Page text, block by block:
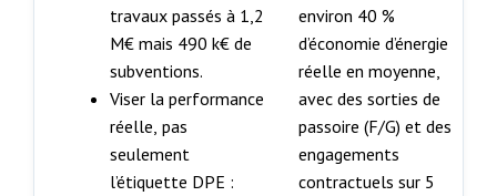
travaux passés à 1,2
M€ mais 490 k€ de
subventions.
Viser la performance
réelle, pas
seulement
l’étiquette DPE :
environ 40 %
d’économie d’énergie
réelle en moyenne,
avec des sorties de
passoire (F/G) et des
engagements
contractuels sur 5